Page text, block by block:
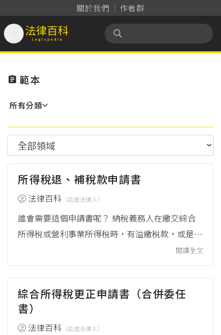
關於我們 作者群
法律百科 Legispedia
 範本
所有分類
所得稅退、補稅款申請書
法律百科 （認證法律人）
誰會需要這個申請書呢？ 納稅義務人在繳交綜合
所得稅或營利事業所得稅時，有溢繳稅款，或是有
對報稅規定不熟悉，導致報稅時有漏報、需要補稅
的情況，會需要這個申請書。 申請書的來源 所得
稅退、補稅款申請書，來自財政部稅務入口網
（2015），《所得稅退、補稅款申請書》，下載
Word檔(.docx)請點我，PDF檔(.pdf)請點我。 註
腳 稅捐稽徵法第100條：「 I 納稅義務人每年結
閱讀全文
綜合所得稅更正申請書（合併委任
書）
法律百科 （認證法律人）